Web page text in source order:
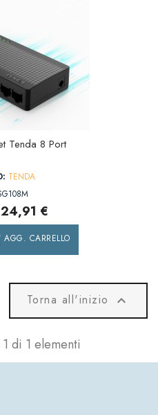
Tenda 8 Port
TENDA
24,91 €
AGG. CARRELLO
Torna all'inizio 
di 1 elementi